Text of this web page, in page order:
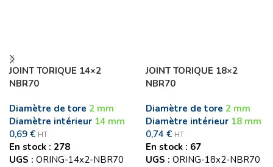
JOINT TORIQUE 14×2
NBR70
Diamètre de tore 2 mm
Diamètre intérieur 14 mm
0,69 € HT
En stock : 278
UGS : ORING-14x2-NBR70
JOINT TORIQUE 18×2
NBR70
Diamètre de tore 2 mm
Diamètre intérieur 18 mm
0,74 € HT
En stock : 67
UGS : ORING-18x2-NBR70